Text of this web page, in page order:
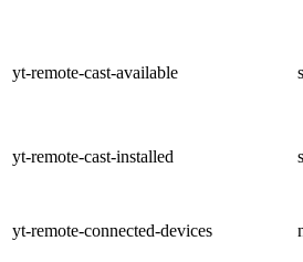
yt-remote-cast-available
yt-remote-cast-installed
yt-remote-connected-devices